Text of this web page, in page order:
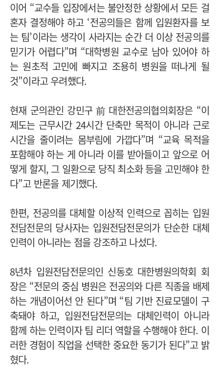
이어 “교수들 입장에서는 불안정한 상황에서 모든 걸
혼자 결정해야 하고 ‘전공의들은 함께 입원환자를 보
는 팀’이라는 생각이 사라지는 순간 더 이상 전공의를
믿기가 어렵다”며 “대학병원 교수로 남아 있어야 하
는 원초적 고민에 빠지고 조용히 병원을 떠나게 될
것”이라고 우려했다.
현재 군의관인 강민구 前 대한전공의협의회장은 “이
제도는 근무시간 24시간 단축만 목적이 아니라 근로
시간을 줄이려는 몸부림에 가깝다”며 “교육 목적을
포함해야 하는 게 아니라 이를 받아들이고 앞으로 어
떻게 할지, 그 일환으로 당직 최소화 등을 고민해야 한
다”고 반론을 제기했다.
한편, 전공의를 대체할 이상적 인력으로 꼽히는 입원
전담전문의 당사자는 입원전담전문의가 단순한 대체
인력이 아니라는 점을 강조하고 나섰다.
8년차 입원전담전문의인 신동호 대한병원의학회 회
장은 “전문의 중심 병원은 전공의와 다른 직종을 배제
하는 개념이어선 안 된다”며 “팀 기반 진료모델이 구
축돼야 하고, 입원전담전문의는 대체인력이 아니라
함께 하는 인력이자 팀 리더 역할을 수행해야 한다. 이
러한 경험이 직업을 선택한 중요한 동기가 된다”고 밝
혔다.